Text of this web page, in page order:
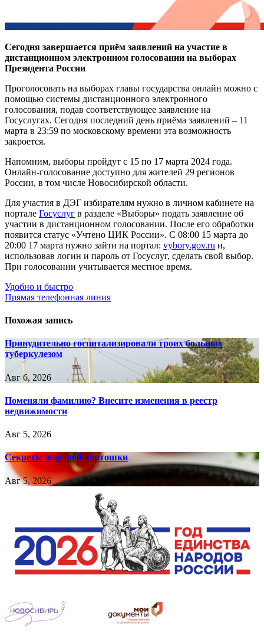
Сегодня завершается приём заявлений на участие в
дистанционном электронном голосовании на выборах
Президента России
Проголосовать на выборах главы государства онлайн можно с
помощью системы дистанционного электронного
голосования, подав соответствующее заявление на
Госуслугах. Сегодня последний день приёма заявлений – 11
марта в 23:59 по московскому времени эта возможность
закроется.
Напомним, выборы пройдут с 15 по 17 марта 2024 года.
Онлайн-голосование доступно для жителей 29 регионов
России, в том числе Новосибирской области.
Для участия в ДЭГ избирателям нужно в личном кабинете на
портале Госуслуг в разделе «Выборы» подать заявление об
участии в дистанционном голосовании. После его обработки
появится статус «Учтено ЦИК России». С 08:00 15 марта до
20:00 17 марта нужно зайти на портал: vybory.gov.ru и,
использовав логин и пароль от Госуслуг, сделать свой выбор.
При голосовании учитывается местное время.
Навигация
по
записям
Удобно и быстро
Прямая телефонная линия
Похожая запись
Принудительно госпитализировали троих больных
туберкулезом
Авг 6, 2026
Поменяли фамилию? Внесите изменения в реестр
недвижимости
Авг 5, 2026
Секреты жареной картошки
Авг 5, 2026